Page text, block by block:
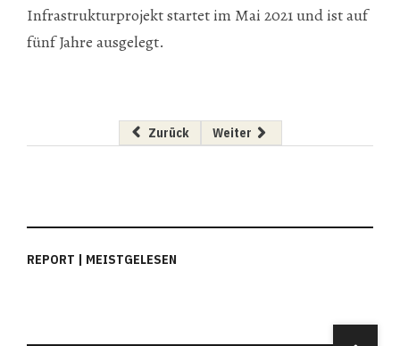
Infrastrukturprojekt startet im Mai 2021 und ist auf
fünf Jahre ausgelegt.
Vorheriger Beitrag: Rekord-Exit für Wiener
Zurück Nächster Beitrag: Borealis
Weiter
REPORT | MEISTGELESEN